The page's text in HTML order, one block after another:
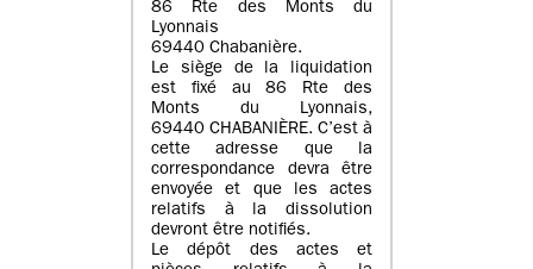
86 Rte des Monts du
Lyonnais
69440 Chabanière.
Le siège de la liquidation
est fixé au 86 Rte des
Monts du Lyonnais,
69440 CHABANIÈRE. C’est à
cette adresse que la
correspondance devra être
envoyée et que les actes
relatifs à la dissolution
devront être notifiés.
Le dépôt des actes et